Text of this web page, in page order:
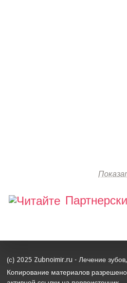
(с) 2025 Zubnoimir.ru - Лечение
Копирование материалов разрешено